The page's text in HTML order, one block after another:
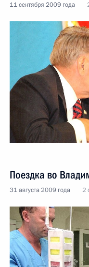
11 сентября 2009 года
Поездка во
31 августа 2009 года 2